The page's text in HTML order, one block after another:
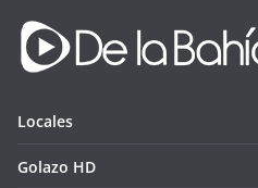
Locales
Golazo HD